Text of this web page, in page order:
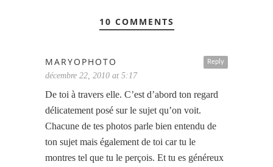
10 COMMENTS
Reply
MARYOPHOTO
décembre 22, 2010 at 5:17
De toi à travers elle. C’est d’abord ton regard
délicatement posé sur le sujet qu’on voit.
Chacune de tes photos parle bien entendu de
ton sujet mais également de toi car tu le
montres tel que tu le perçois. Et tu es généreux